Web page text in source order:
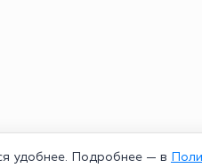
удобнее. Подробнее — в